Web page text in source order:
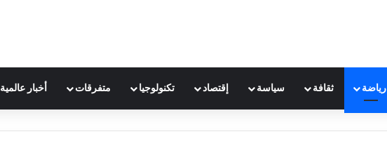
رياضة ثقافة سياسة إقتصاد تكنولوجيا متفرقات أخبار عالمية